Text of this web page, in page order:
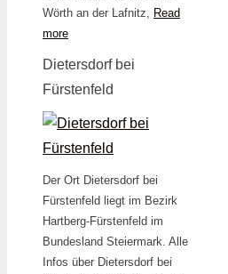
Wörth an der Lafnitz, Read
more
Dietersdorf bei
Fürstenfeld
Der Ort Dietersdorf bei
Fürstenfeld liegt im Bezirk
Hartberg-Fürstenfeld im
Bundesland Steiermark. Alle
Infos über Dietersdorf bei